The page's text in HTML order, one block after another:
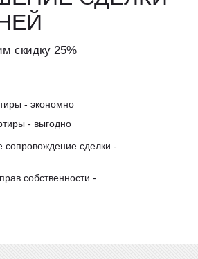
скидку 25%
- экономно
сопровождение сделки -
- выгодно
собственности -